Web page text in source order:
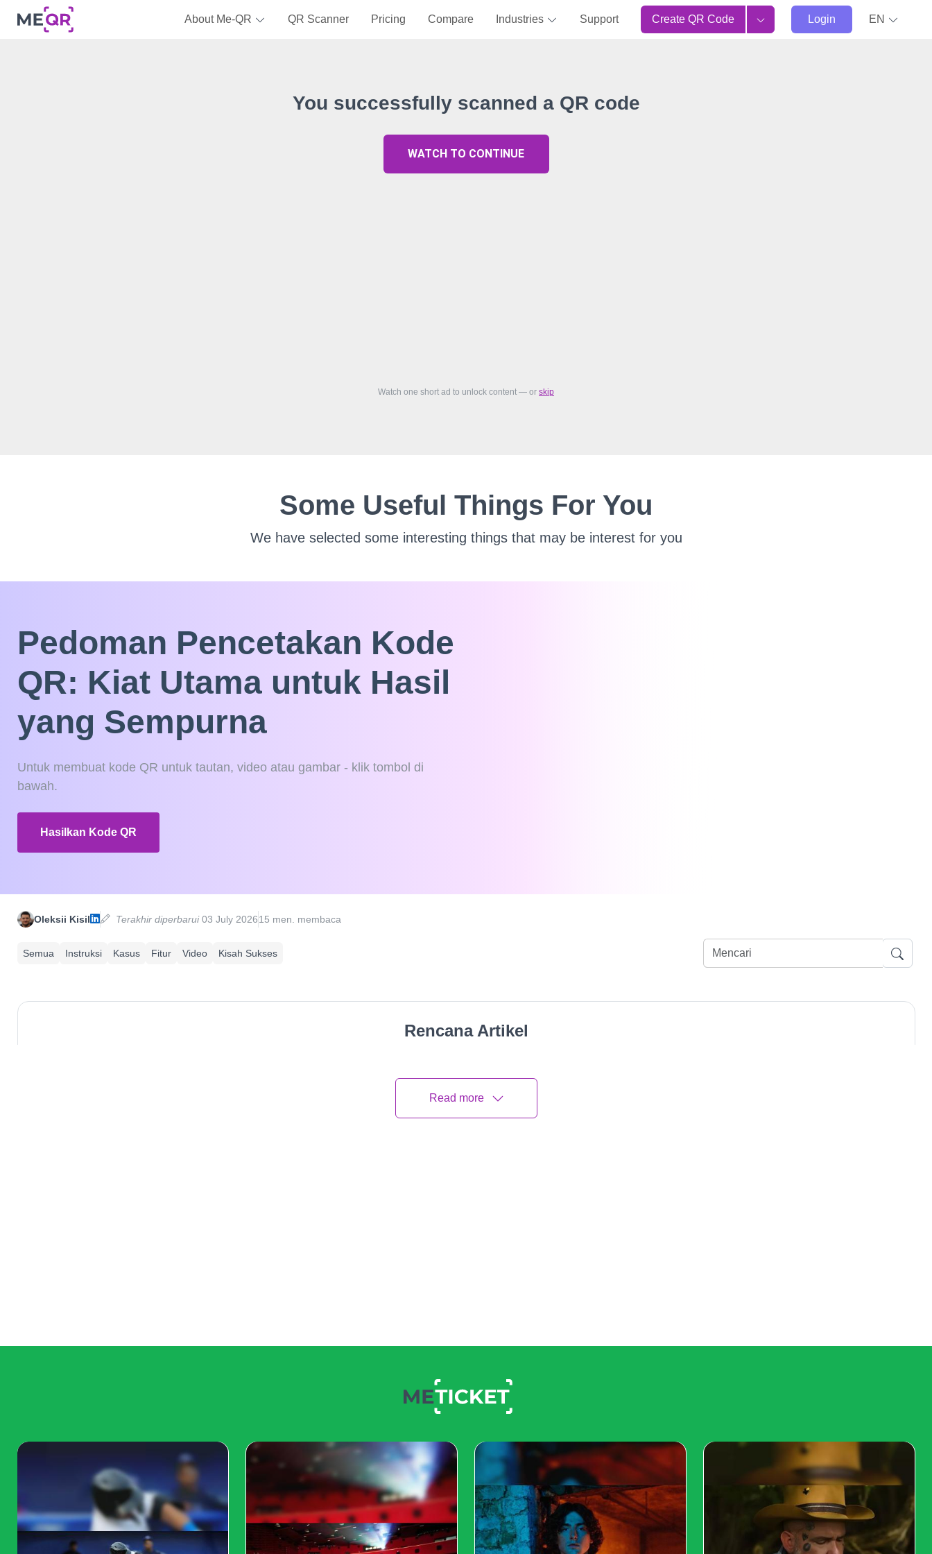
About Me-QR QR Scanner Pricing Compare Industries Support Create QR Code Login EN
You successfully scanned a QR code
WATCH TO CONTINUE
Watch one short ad to unlock content — or skip
Some Useful Things For You
We have selected some interesting things that may be interest for you
Pedoman Pencetakan Kode
QR: Kiat Utama untuk Hasil
yang Sempurna
Untuk membuat kode QR untuk tautan, video atau gambar - klik tombol di
bawah.
Hasilkan Kode QR
Oleksii Kisil Terakhir diperbarui03 July 202615 men. membaca
Semua Instruksi Kasus Fitur Video Kisah Sukses
Rencana Artikel
Bagaimana Cara Mencetak Kode QR pada Label?
Mengapa Kode QR Saya Tidak Dapat Dicetak?
Kesimpulan
Read more